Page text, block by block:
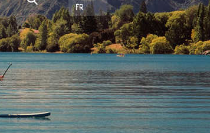
FR